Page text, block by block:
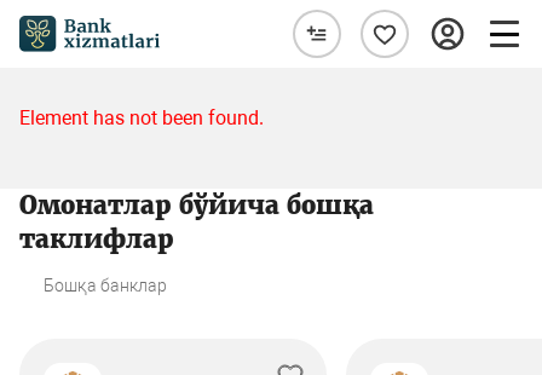
Element has not been found.
Омонатлар бўйича бошқа
таклифлар
Бошқа банклар